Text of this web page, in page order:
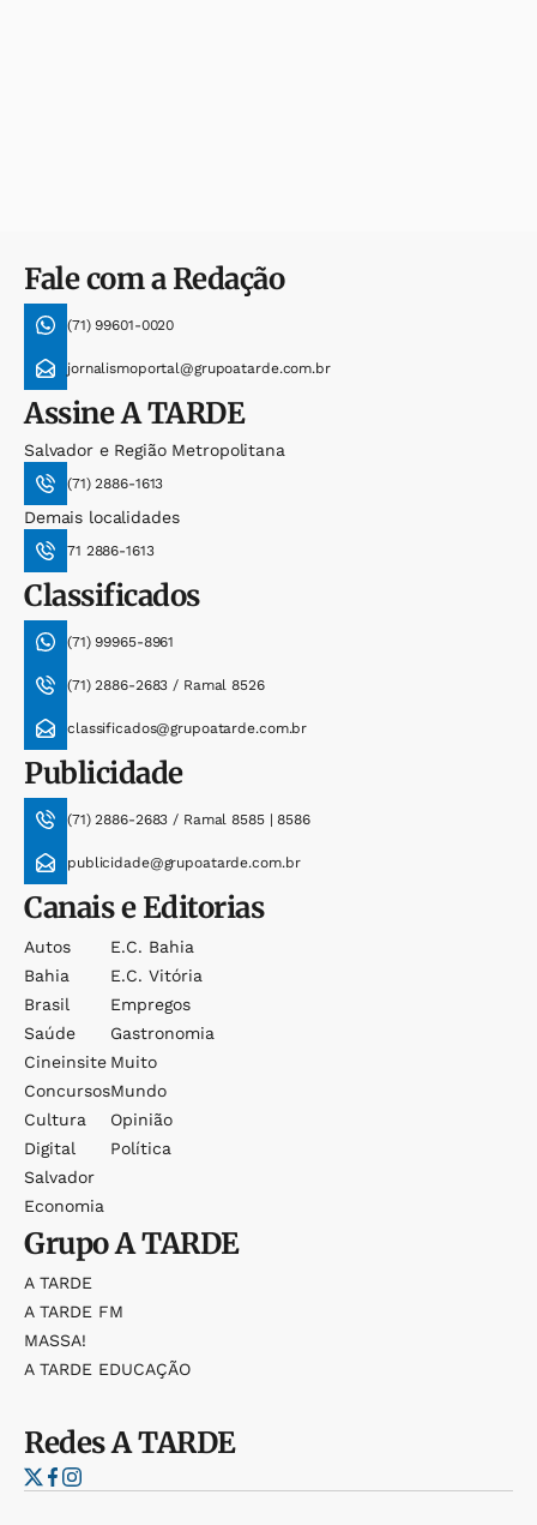
Fale com a Redação
(71) 99601-0020
jornalismoportal@grupoatarde.com.br
AssineA TARDE
Salvador e Região Metropolitana
(71) 2886-1613
Demais localidades
71 2886-1613
Classificados
(71) 99965-8961
(71) 2886-2683 / Ramal 8526
classificados@grupoatarde.com.br
Publicidade
(71) 2886-2683 / Ramal 8585 | 8586
publicidade@grupoatarde.com.br
Canais e Editorias
Autos
Bahia
Brasil
Saúde
Cineinsite
Concursos
Cultura
Digital
Salvador
Economia
E.c. Bahia
E.c. Vitória
Empregos
Gastronomia
Muito
Mundo
Opinião
Política
GrupoA TARDE
A TARDE
A TARDE FM
MASSA!
A TARDE EDUCAÇÃO
RedesA TARDE